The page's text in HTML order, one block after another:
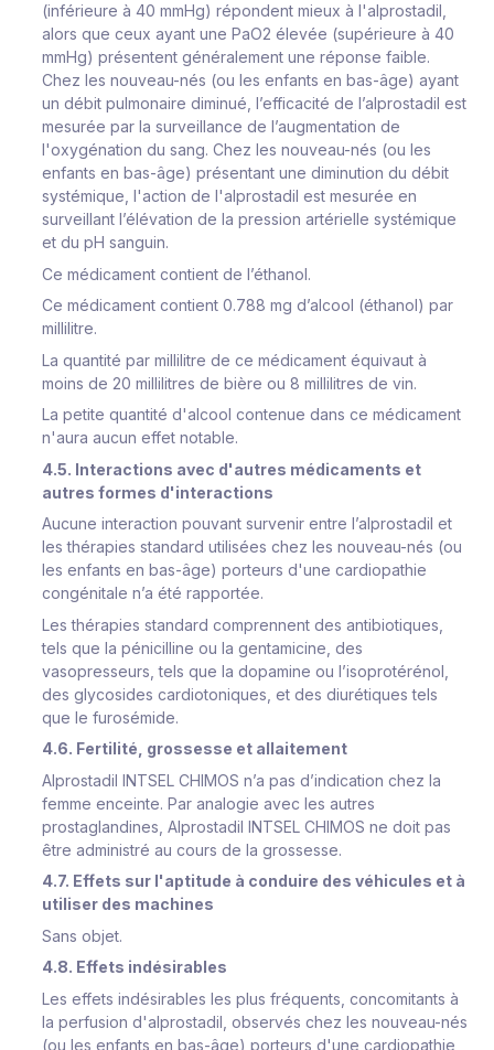
(inférieure à 40 mmHg) répondent mieux à l'alprostadil,
alors que ceux ayant une PaO2 élevée (supérieure à 40
mmHg) présentent généralement une réponse faible.
Chez les nouveau-nés (ou les enfants en bas-âge) ayant
un débit pulmonaire diminué, l’efficacité de l’alprostadil est
mesurée par la surveillance de l’augmentation de
l'oxygénation du sang. Chez les nouveau-nés (ou les
enfants en bas-âge) présentant une diminution du débit
systémique, l'action de l'alprostadil est mesurée en
surveillant l’élévation de la pression artérielle systémique
et du pH sanguin.
Ce médicament contient de l’éthanol.
Ce médicament contient 0.788 mg d’alcool (éthanol) par
millilitre.
La quantité par millilitre de ce médicament équivaut à
moins de 20 millilitres de bière ou 8 millilitres de vin.
La petite quantité d'alcool contenue dans ce médicament
n'aura aucun effet notable.
4.5. Interactions avec d'autres médicaments et
autres formes d'interactions
Aucune interaction pouvant survenir entre l’alprostadil et
les thérapies standard utilisées chez les nouveau-nés (ou
les enfants en bas-âge) porteurs d'une cardiopathie
congénitale n’a été rapportée.
Les thérapies standard comprennent des antibiotiques,
tels que la pénicilline ou la gentamicine, des
vasopresseurs, tels que la dopamine ou l’isoprotérénol,
des glycosides cardiotoniques, et des diurétiques tels
que le furosémide.
4.6. Fertilité, grossesse et allaitement
Alprostadil INTSEL CHIMOS n’a pas d’indication chez la
femme enceinte. Par analogie avec les autres
prostaglandines, Alprostadil INTSEL CHIMOS ne doit pas
être administré au cours de la grossesse.
4.7. Effets sur l'aptitude à conduire des véhicules et à
utiliser des machines
Sans objet.
4.8. Effets indésirables
Les effets indésirables les plus fréquents, concomitants à
la perfusion d'alprostadil, observés chez les nouveau-nés
(ou les enfants en bas-âge) porteurs d'une cardiopathie